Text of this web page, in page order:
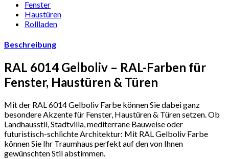
Fenster
Haustüren
Rollladen
Beschreibung
RAL 6014 Gelboliv – RAL-Farben für
Fenster, Haustüren & Türen
Mit der RAL 6014 Gelboliv Farbe können Sie dabei ganz
besondere Akzente für Fenster, Haustüren & Türen setzen. Ob
Landhausstil, Stadtvilla, mediterrane Bauweise oder
futuristisch-schlichte Architektur: Mit RAL Gelboliv Farbe
können Sie Ihr Traumhaus perfekt auf den von Ihnen
gewünschten Stil abstimmen.